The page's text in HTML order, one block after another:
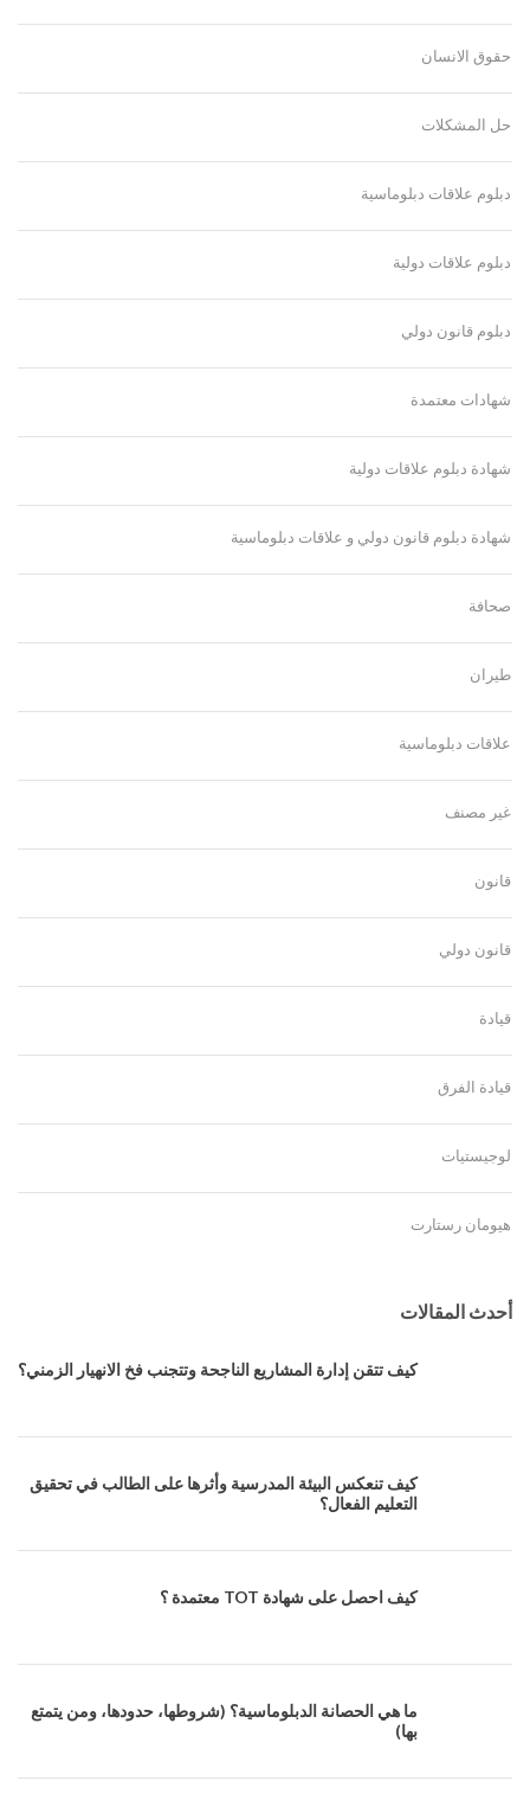
حقوق الانسان
حل المشكلات
دبلوم علاقات دبلوماسية
دبلوم علاقات دولية
دبلوم قانون دولي
شهادات معتمدة
شهادة دبلوم علاقات دولية
شهادة دبلوم قانون دولي و علاقات دبلوماسية
صحافة
طيران
علاقات دبلوماسية
غير مصنف
قانون
قانون دولي
قيادة
قيادة الفرق
لوجيستيات
هيومان رستارت
أحدث المقالات
كيف تتقن إدارة المشاريع الناجحة وتتجنب فخ الانهيار الزمني؟
كيف تنعكس البيئة المدرسية وأثرها على الطالب في تحقيق
التعليم الفعال؟
كيف احصل على شهادة TOT معتمدة ؟
ما هي الحصانة الدبلوماسية؟ (شروطها، حدودها، ومن يتمتع
بها)